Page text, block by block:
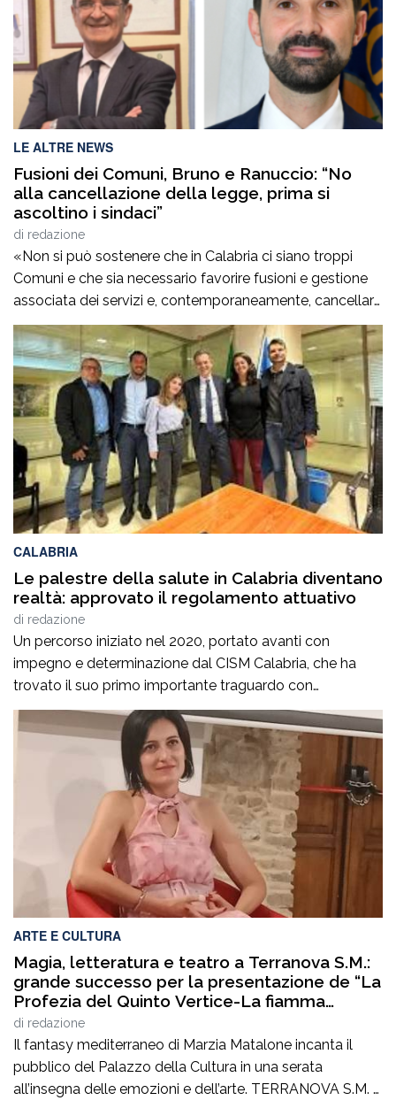
LE ALTRE NEWS
Fusioni dei Comuni, Bruno e Ranuccio: “No
alla cancellazione della legge, prima si
ascoltino i sindaci”
di redazione
«Non si può sostenere che in Calabria ci siano troppi
Comuni e che sia necessario favorire fusioni e gestione
associata dei servizi e, contemporaneamente, cancellare
la legge regionale che sostiene proprio questi processi.
Prima di procedere con l’abrogazione della legge 15 del
2006 occorre ascoltare i sindaci e valutare con
attenzione tutte le conseguenze che […]
CALABRIA
Le palestre della salute in Calabria diventano
realtà: approvato il regolamento attuativo
di redazione
Un percorso iniziato nel 2020, portato avanti con
impegno e determinazione dal CISM Calabria, che ha
trovato il suo primo importante traguardo con
l’approvazione della legge regionale nel 2023 e che oggi
si completa con un ulteriore passaggio fondamentale:
l’approvazione del regolamento attuativo che disciplina
il riconoscimento e il funzionamento delle Palestre della
ARTE E CULTURA
Magia, letteratura e teatro a Terranova S.M.:
grande successo per la presentazione de “La
Profezia del Quinto Vertice-La fiamma
duplice”
di redazione
Il fantasy mediterraneo di Marzia Matalone incanta il
pubblico del Palazzo della Cultura in una serata
all’insegna delle emozioni e dell’arte. TERRANOVA S.M. –